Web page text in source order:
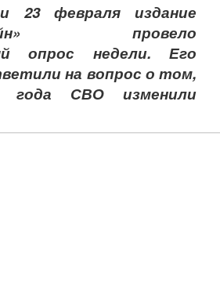
23 февраля издание
провело
опрос недели. Его
на вопрос о том,
года СВО изменили